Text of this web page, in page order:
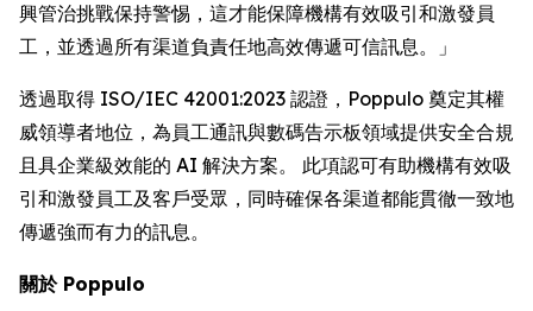
興管治挑戰保持警惕，這才能保障機構有效吸引和激發員
工，並透過所有渠道負責任地高效傳遞可信訊息。」
透過取得 ISO/IEC 42001:2023 認證，Poppulo 奠定其權
威領導者地位，為員工通訊與數碼告示板領域提供安全合規
且具企業級效能的 AI 解決方案。 此項認可有助機構有效吸
引和激發員工及客戶受眾，同時確保各渠道都能貫徹一致地
傳遞強而有力的訊息。
關於 Poppulo